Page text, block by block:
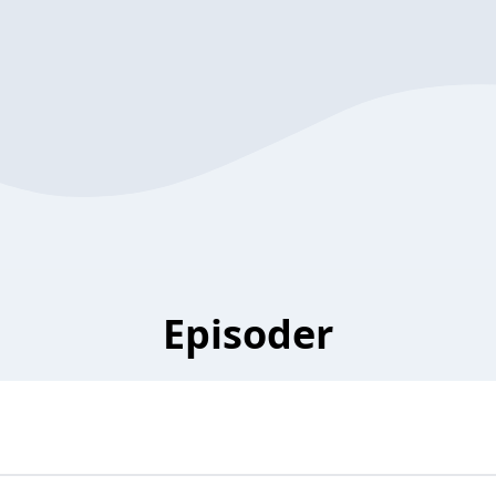
Episoder